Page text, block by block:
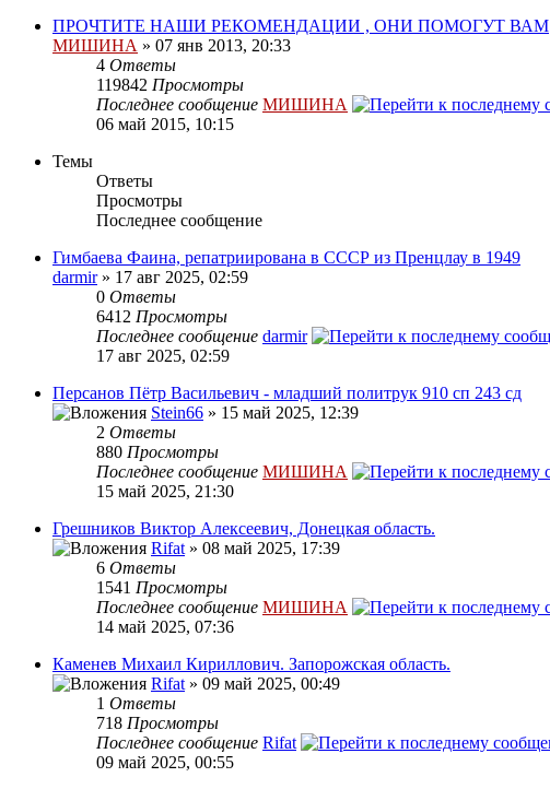
ПРОЧТИТЕ НАШИ РЕКОМЕНДАЦИИ , ОНИ ПОМОГУТ ВАМ
МИШИНА » 07 янв 2013, 20:33
4 Ответы
119842 Просмотры
Последнее сообщение МИШИНА
06 май 2015, 10:15
Темы
Ответы
Просмотры
Последнее сообщение
Гимбаева Фаина, репатриирована в СССР из Пренцлау в 1949
darmir» 17 авг 2025, 02:59
0 Ответы
6412 Просмотры
Последнее сообщение darmir
17 авг 2025, 02:59
Персанов Пётр Васильевич - младший политрук 910 сп 243 сд
Stein66 » 15 май 2025, 12:39
2 Ответы
880 Просмотры
Последнее сообщение МИШИНА
15 май 2025, 21:30
Грешников Виктор Алексеевич, Донецкая область.
Rifat» 08 май 2025, 17:39
6 Ответы
1541 Просмотры
Последнее сообщение МИШИНА
14 май 2025, 07:36
Каменев Михаил Кириллович. Запорожская область.
Rifat» 09 май 2025, 00:49
1 Ответы
718 Просмотры
Последнее сообщение Rifat
09 май 2025, 00:55